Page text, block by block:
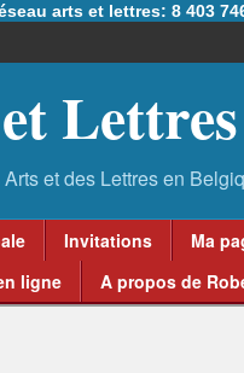
arts et lettres: 8 403
Lettres
Invitations Ma
ligne
A propos de